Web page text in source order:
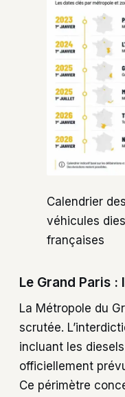
Calendrier
véhicules
françaises
Le Grand Paris :
La Métropole du
scrutée.
incluant les
officiellement
Ce périmètre